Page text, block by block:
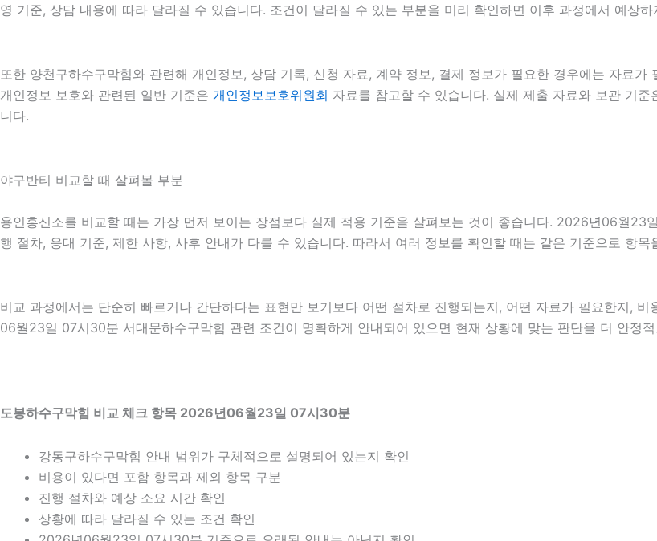
영 기준, 상담 내용에 따라 달라질 수 있습니다. 조건이 달라질 수 있는 부분을 미리 확인하면 이후 과정에서 예상
또한 양천구하수구막힘와 관련해 개인정보, 상담 기록, 신청 자료, 계약 정보, 결제 정보가 필요한 경우에는 자료
개인정보 보호와 관련된 일반 기준은 개인정보보호위원회 자료를 참고할 수 있습니다. 실제 제출 자료와 보관 기
니다.
야구반티 비교할 때 살펴볼 부분
용인흥신소를 비교할 때는 가장 먼저 보이는 장점보다 실제 적용 기준을 살펴보는 것이 좋습니다. 2026년06월
행 절차, 응대 기준, 제한 사항, 사후 안내가 다를 수 있습니다. 따라서 여러 정보를 확인할 때는 같은 기준으로 항
비교 과정에서는 단순히 빠르거나 간단하다는 표현만 보기보다 어떤 절차로 진행되는지, 어떤 자료가 필요한지,
06월23일 07시30분 서대문하수구막힘 관련 조건이 명확하게 안내되어 있으면 현재 상황에 맞는 판단을 더 안정
도봉하수구막힘 비교 체크 항목 2026년06월23일 07시30분
강동구하수구막힘 안내 범위가 구체적으로 설명되어 있는지 확인
비용이 있다면 포함 항목과 제외 항목 구분
진행 절차와 예상 소요 시간 확인
상황에 따라 달라질 수 있는 조건 확인